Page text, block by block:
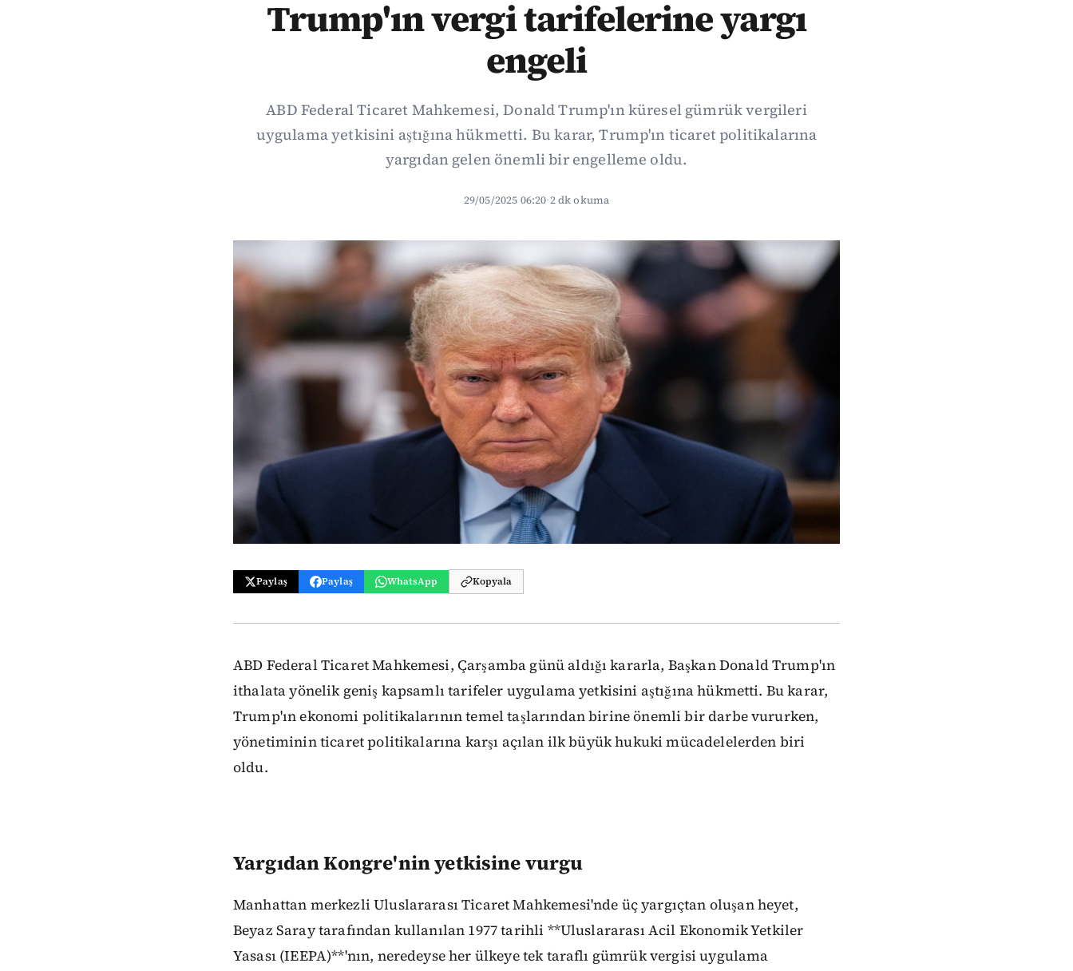
Trump'ın vergi tarifelerine yargı
engeli
ABD Federal Ticaret Mahkemesi, Donald Trump'ın küresel gümrük vergileri
uygulama yetkisini aştığına hükmetti. Bu karar, Trump'ın ticaret politikalarına
yargıdan gelen önemli bir engelleme oldu.
29/05/2025 06:20·2 dk okuma
Paylaş Paylaş WhatsApp Kopyala
ABD Federal Ticaret Mahkemesi, Çarşamba günü aldığı kararla, Başkan Donald Trump'ın
ithalata yönelik geniş kapsamlı tarifeler uygulama yetkisini aştığına hükmetti. Bu karar,
Trump'ın ekonomi politikalarının temel taşlarından birine önemli bir darbe vururken,
yönetiminin ticaret politikalarına karşı açılan ilk büyük hukuki mücadelelerden biri
oldu.
Yargıdan Kongre'nin yetkisine vurgu
Manhattan merkezli Uluslararası Ticaret Mahkemesi'nde üç yargıçtan oluşan heyet,
Beyaz Saray tarafından kullanılan 1977 tarihli **Uluslararası Acil Ekonomik Yetkiler
Yasası (IEEPA)**'nın, neredeyse her ülkeye tek taraflı gümrük vergisi uygulama